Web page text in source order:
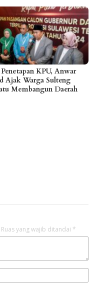
KPU, Anwar
Ajak Warga Sulteng
Membangun Daerah
Ruas yang wajib ditandai *